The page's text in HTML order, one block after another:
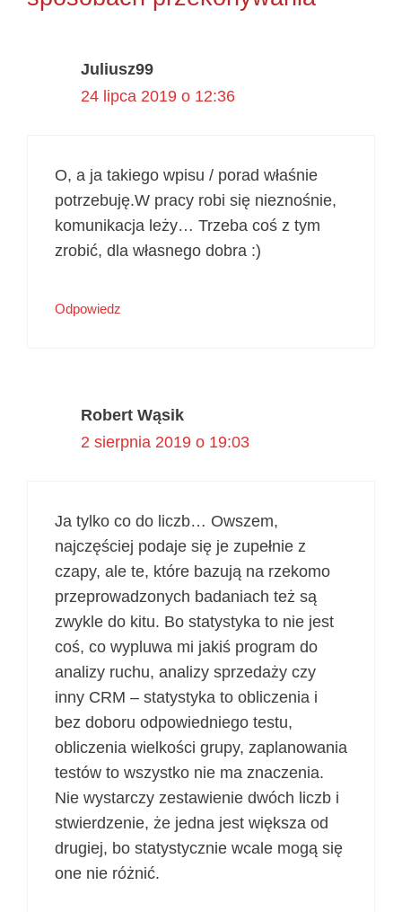
Juliusz99
24 lipca 2019 o 12:36
O, a ja takiego wpisu / porad właśnie
potrzebuję.W pracy robi się nieznośnie,
komunikacja leży… Trzeba coś z tym
zrobić, dla własnego dobra :)
Odpowiedz
Robert Wąsik
2 sierpnia 2019 o 19:03
Ja tylko co do liczb… Owszem,
najczęściej podaje się je zupełnie z
czapy, ale te, które bazują na rzekomo
przeprowadzonych badaniach też są
zwykle do kitu. Bo statystyka to nie jest
coś, co wypluwa mi jakiś program do
analizy ruchu, analizy sprzedaży czy
inny CRM – statystyka to obliczenia i
bez doboru odpowiedniego testu,
obliczenia wielkości grupy, zaplanowania
testów to wszystko nie ma znaczenia.
Nie wystarczy zestawienie dwóch liczb i
stwierdzenie, że jedna jest większa od
drugiej, bo statystycznie wcale mogą się
one nie różnić.